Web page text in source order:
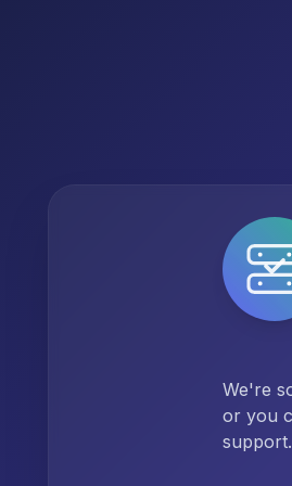
We're
or you
support.